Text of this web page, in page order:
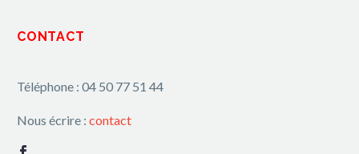
CONTACT
Téléphone : 04 50 77 51 44
Nous écrire : contact